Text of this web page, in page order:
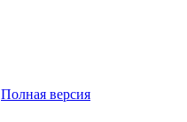
Полная версия